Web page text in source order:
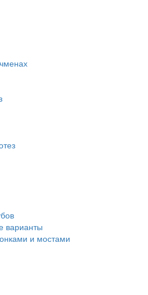
варианты
и мостами